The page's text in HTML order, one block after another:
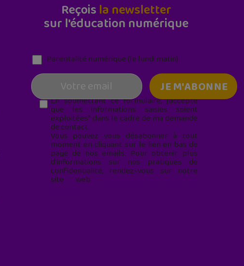
Reçois la newsletter
sur l'éducation numérique
Parentalité numérique (le lundi matin)
En soumettant ce formulaire, j’accepte
que les informations saisies soient
exploitées* dans le cadre de ma demande
de contact.
Vous pouvez vous désabonner à tout
moment en cliquant sur le lien en bas de
page de nos emails. Pour obtenir plus
d'informations sur nos pratiques de
confidentialité, rendez-vous sur notre
site web